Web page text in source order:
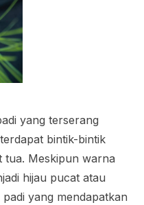
yang terserang
bintik-bintik
Meskipun warna
hijau pucat atau
yang mendapatkan